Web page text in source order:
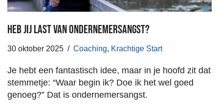
Heb jij last van ondernemersangst?
30 oktober 2025 Coaching, Krachtige Start
Je hebt een fantastisch idee, maar in je hoofd zit dat
stemmetje: “Waar begin ik? Doe ik het wel goed
genoeg?” Dat is ondernemersangst.